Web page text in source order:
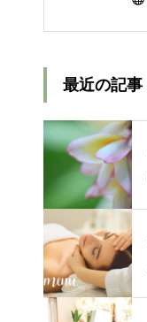
最近の記事